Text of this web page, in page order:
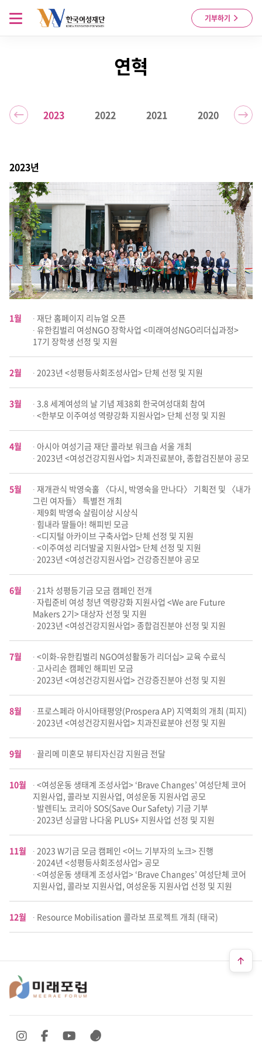
Skip to content
기부하기
메뉴 열기
연혁
2023 2022 2021 2020
2023년
1월
∙ 재단 홈페이지 리뉴얼 오픈
∙ 유한킴벌리 여성NGO 장학사업 <미래여성NGO리더십과정>
17기 장학생 선정 및 지원
2월 ∙ 2023년 <성평등사회조성사업> 단체 선정 및 지원
3월
∙ 3.8 세계여성의 날 기념 제38회 한국여성대회 참여
∙ <한부모 이주여성 역량강화 지원사업> 단체 선정 및 지원
4월
∙ 아시아 여성기금 재단 콜라보 워크숍 서울 개최
∙ 2023년 <여성건강지원사업> 치과진료분야, 종합검진분야 공모
5월
∙ 재개관식 박영숙홀 〈다시, 박영숙을 만나다〉 기획전 및 〈내가
그린 여자들〉 특별전 개최
∙ 제9회 박영숙 살림이상 시상식
∙ 힘내라 딸들아! 해피빈 모금
∙ <디지털 아카이브 구축사업> 단체 선정 및 지원
∙ <이주여성 리더발굴 지원사업> 단체 선정 및 지원
∙ 2023년 <여성건강지원사업> 건강증진분야 공모
6월
∙ 21차 성평등기금 모금 캠페인 전개
∙ 자립준비 여성 청년 역량강화 지원사업 <We are Future
Makers 2기> 대상자 선정 및 지원
∙ 2023년 <여성건강지원사업> 종합검진분야 선정 및 지원
7월
∙ <이화-유한킴벌리 NGO여성활동가 리더십> 교육 수료식
∙ 고사리손 캠페인 해피빈 모금
∙ 2023년 <여성건강지원사업> 건강증진분야 선정 및 지원
8월
∙ 프로스페라 아시아태평양(Prospera AP) 지역회의 개최 (피지)
∙ 2023년 <여성건강지원사업> 치과진료분야 선정 및 지원
9월 ∙ 끌리메 미혼모 뷰티자신감 지원금 전달
10월
∙ <여성운동 생태계 조성사업> ‘Brave Changes’ 여성단체 코어
지원사업, 콜라보 지원사업, 여성운동 지원사업 공모
∙ 발렌티노 코리아 SOS(Save Our Safety) 기금 기부
∙ 2023년 싱글맘 나다움 PLUS+ 지원사업 선정 및 지원
11월
∙ 2023 W기금 모금 캠페인 <어느 기부자의 노크> 진행
∙ 2024년 <성평등사회조성사업> 공모
∙ <여성운동 생태계 조성사업> ‘Brave Changes’ 여성단체 코어
지원사업, 콜라보 지원사업, 여성운동 지원사업 선정 및 지원
12월 ∙ Resource Mobilisation 콜라보 프로젝트 개최 (태국)
SNS 바로가기
SNS 바로가기SNS 바로가기